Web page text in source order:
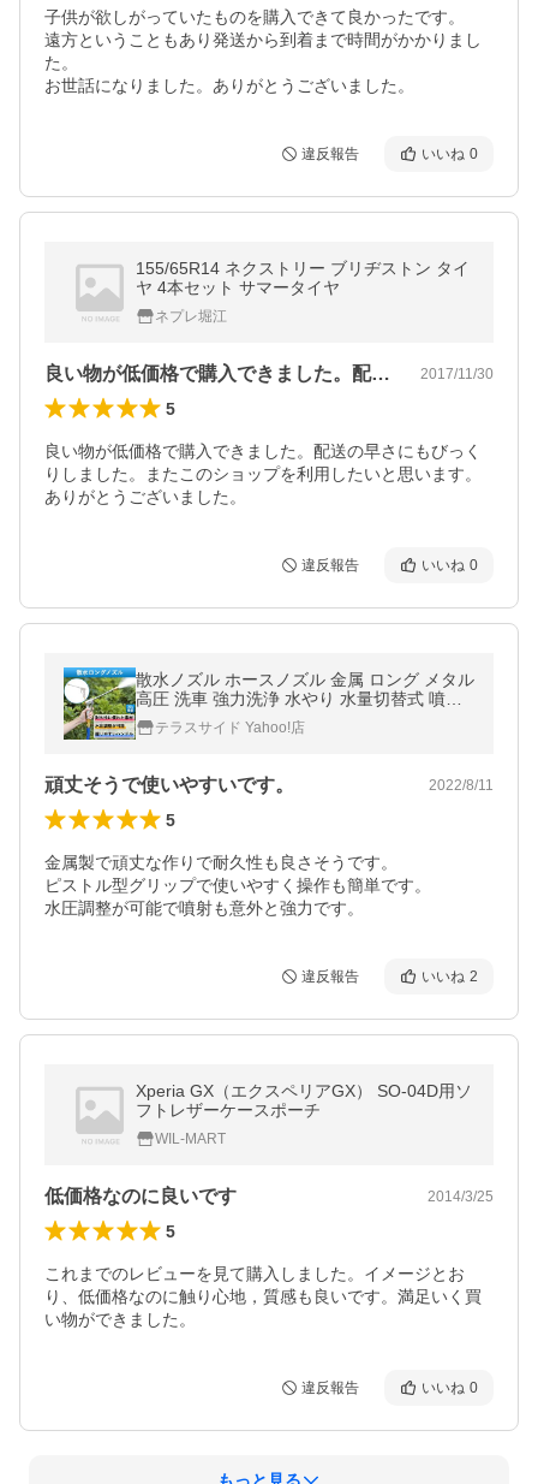
子供が欲しがっていたものを購入できて良かったです。
遠方ということもあり発送から到着まで時間がかかりまし
た。
お世話になりました。ありがとうございました。
違反報告 いいね 0
155/65R14 ネクストリー ブリヂストン タイ
ヤ 4本セット サマータイヤ
ネプレ堀江
良い物が低価格で購入できました。配送の… 2017/11/30
5
良い物が低価格で購入できました。配送の早さにもびっく
りしました。またこのショップを利用したいと思います。
ありがとうございました。
違反報告 いいね 0
散水ノズル ホースノズル 金属 ロング メタル
高圧 洗車 強力洗浄 水やり 水量切替式 噴射
ガン 車 バイク 農業 ガーデニング 庭 盆栽
テラスサイド Yahoo!店
頑丈そうで使いやすいです。 2022/8/11
5
金属製で頑丈な作りで耐久性も良さそうです。
ピストル型グリップで使いやすく操作も簡単です。
水圧調整が可能で噴射も意外と強力です。
違反報告 いいね 2
Xperia GX（エクスペリアGX） SO-04D用ソ
フトレザーケースポーチ
WIL-MART
低価格なのに良いです 2014/3/25
5
これまでのレビューを見て購入しました。イメージとお
り、低価格なのに触り心地，質感も良いです。満足いく買
い物ができました。
違反報告 いいね 0